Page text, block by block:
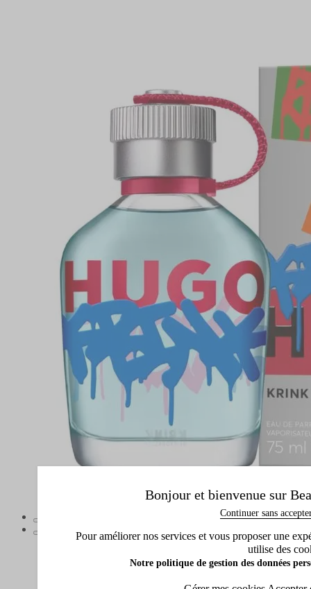
Bonjour et bienvenue sur
Continuer sans
Pour améliorer nos services et vous proposer une
utilise des
Notre politique de gestion des données